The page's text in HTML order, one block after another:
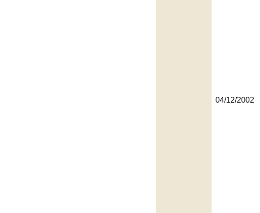
04/12/2002